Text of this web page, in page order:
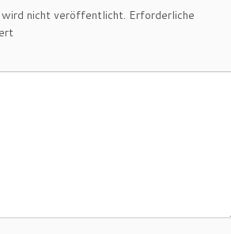
nicht veröffentlicht. Erforderliche